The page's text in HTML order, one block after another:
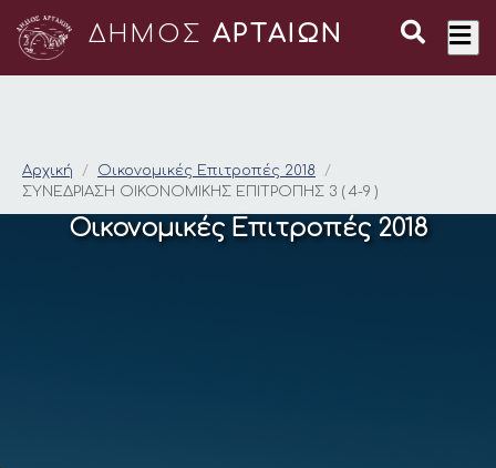
ΔΗΜΟΣ ΑΡΤΑΙΩΝ
ΣΥΝΕΔΡΙΑΣΗ
Αρχική
Οικονομικές Επιτροπές 2018
ΣΥΝΕΔΡΙΑΣΗ ΟΙΚΟΝΟΜΙΚΗΣ ΕΠΙΤΡΟΠΗΣ 3 ( 4-9 )
Οικονομικές Επιτροπές 2018